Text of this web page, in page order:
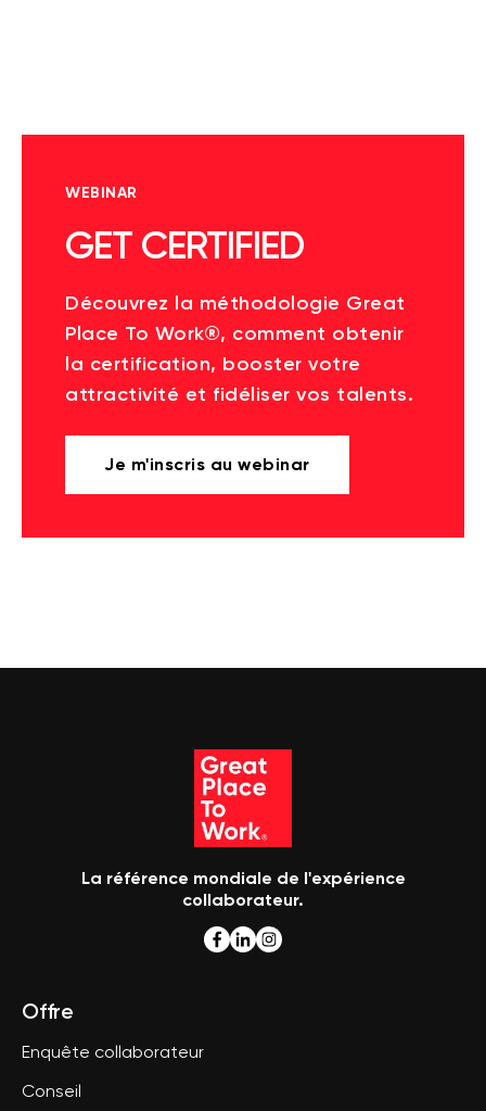
WEBINAR
GET CERTIFIED
Découvrez la méthodologie Great
Place To Work®, comment obtenir
la certification, booster votre
attractivité et fidéliser vos talents.
Je m'inscris au webinar
La référence mondiale de l'expérience
collaborateur.
Offre
Enquête collaborateur
Conseil